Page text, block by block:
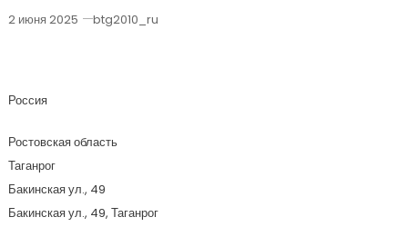
2 июня 2025 btg2010_ru
Россия
Ростовская область
Таганрог
Бакинская ул., 49
Бакинская ул., 49, Таганрог